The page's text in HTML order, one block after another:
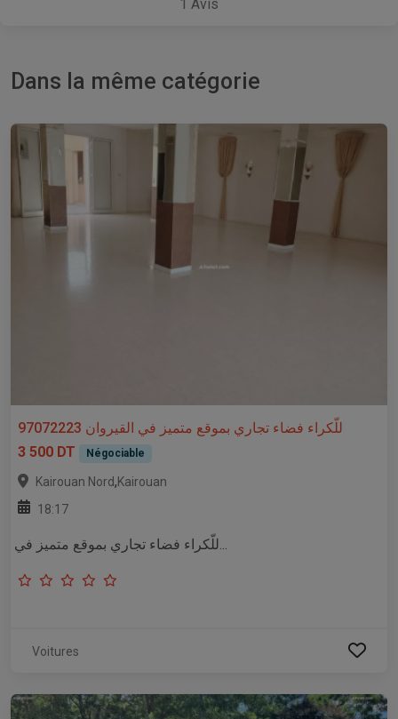
1 Avis
Dans la même catégorie
للّكراء فضاء تجاري بموقع متميز في القيروان 97072223
3 500 DT
Négociable
Kairouan Nord,Kairouan
18:17
Voitures